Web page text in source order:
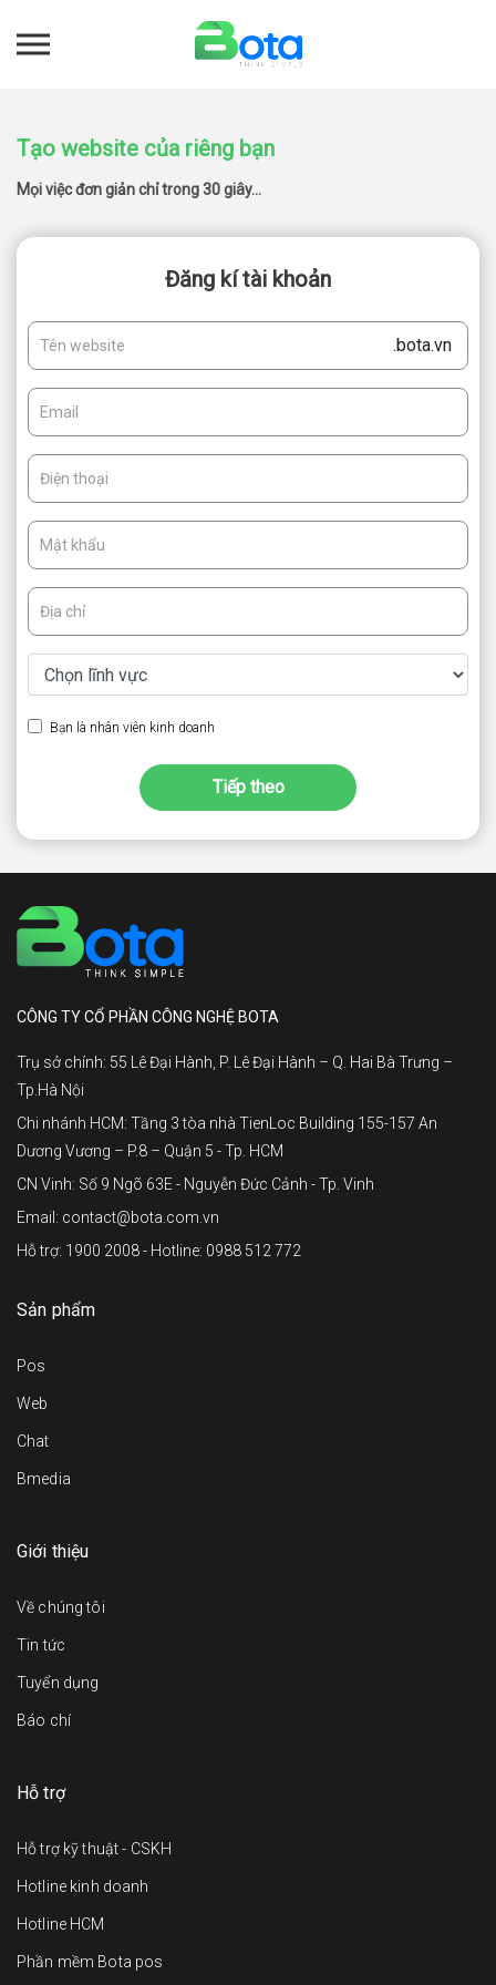
Tạo website của riêng bạn
Mọi việc đơn giản chỉ trong 30 giây...
Đăng kí tài khoản
.bota.vn
Bạn là nhân viên kinh doanh
Tiếp theo
CÔNG TY CỔ PHẦN CÔNG NGHỆ BOTA
Trụ sở chính: 55 Lê Đại Hành, P. Lê Đại Hành – Q. Hai Bà Trưng –
Tp.Hà Nội
Chi nhánh HCM: Tầng 3 tòa nhà TienLoc Building 155-157 An
Dương Vương – P.8 – Quận 5 - Tp. HCM
CN Vinh: Số 9 Ngõ 63E - Nguyễn Đức Cảnh - Tp. Vinh
Email: contact@bota.com.vn
Hỗ trợ: 1900 2008 - Hotline: 0988 512 772
Sản phẩm
Pos
Web
Chat
Bmedia
Giới thiệu
Về chúng tôi
Tin tức
Tuyển dụng
Báo chí
Hỗ trợ
Hỗ trợ kỹ thuật - CSKH
Hotline kinh doanh
Hotline HCM
Phần mềm Bota pos